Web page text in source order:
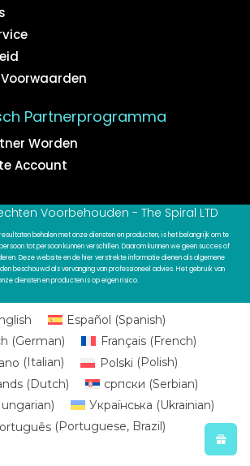
Partnerprogramma
Worden
Account
Voorbehouden - The Spiral LTD
behalen met onze diensten en producten, is het belangrijk om te
tot persoon kunnen verschillen. Daarom kunnen we geen succes of
Deze website en de hier verstrekte informatie dienen als algemene
beschouwd als vervanging van professioneel advies. Het gebruik van
diensten en producten is op eigen risico.
Español (Spanish)
(German) Français(French)
( Italian) Polski (Polish)
(Dutch) српски (Serbian)
) Українська (Ukrainian)
(Portuguese, Brazil )